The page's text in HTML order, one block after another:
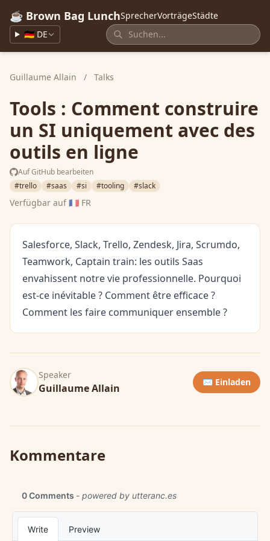
☕ Brown Bag LunchSprecherVorträgeStädte
🇩🇪 DE
Guillaume Allain / Talks
Tools : Comment construire
un SI uniquement avec des
outils en ligne
Auf GitHub bearbeiten
#trello
#saas #si #tooling #slack
Verfügbar auf🇫🇷 FR
Salesforce, Slack, Trello, Zendesk, Jira, Scrumdo,
Teamwork, Captain train: les outils Saas
envahissent notre vie professionnelle. Pourquoi
est-ce inévitable ? Comment être efficace ?
Comment les faire communiquer ensemble ?
Speaker
Guillaume Allain ✉️ Einladen
Kommentare